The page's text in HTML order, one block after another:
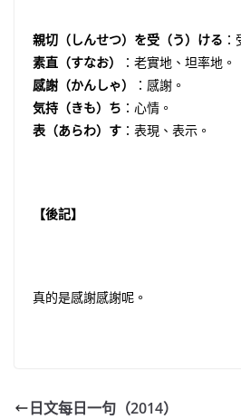
親切（しんせつ）を受（う）ける
素直（すなお）
：老實地、坦率地。
感謝（かんしゃ）
：感謝。
気持（きも）ち ：心情。
表（あらわ）す ：表現、表示。
【後記】
真的是感謝感謝呢。
日文每日一句（2014）